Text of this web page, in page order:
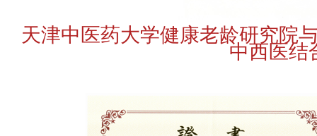
天津中医药大学健康老龄研究院
中西医结